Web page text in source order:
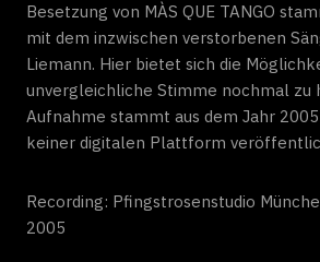
Besetzung von MÀS QUE TANGO
mit dem inzwischen verstorbenen
Liemann. Hier bietet sich die
unvergleichliche Stimme nochmal zu
Aufnahme stammt aus dem Jahr
keiner digitalen Plattform
Recording: Pfingstrosenstudio
2005